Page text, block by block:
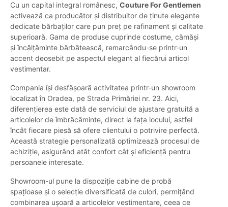
Cu un capital integral românesc, Couture For Gentlemen
activează ca producător și distribuitor de ținute elegante
dedicate bărbaților care pun preț pe rafinament și calitate
superioară. Gama de produse cuprinde costume, cămăși
și încălțăminte bărbătească, remarcându-se printr-un
accent deosebit pe aspectul elegant al fiecărui articol
vestimentar.
Compania își desfășoară activitatea printr-un showroom
localizat în Oradea, pe Strada Primăriei nr. 23. Aici,
diferențierea este dată de serviciul de ajustare gratuită a
articolelor de îmbrăcăminte, direct la fața locului, astfel
încât fiecare piesă să ofere clientului o potrivire perfectă.
Această strategie personalizată optimizează procesul de
achiziție, asigurând atât confort cât și eficiență pentru
persoanele interesate.
Showroom-ul pune la dispoziție cabine de probă
spațioase și o selecție diversificată de culori, permițând
combinarea ușoară a articolelor vestimentare, ceea ce